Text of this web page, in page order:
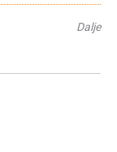
Dalje